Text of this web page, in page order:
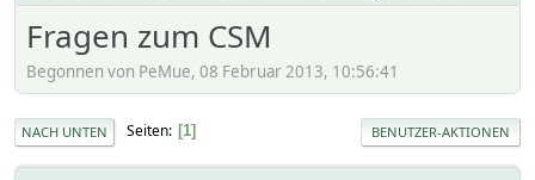
Fragen zum CSM
Begonnen von PeMue, 08 Februar 2013, 10:56:41
NACH UNTEN Seiten 1 BENUTZER-AKTIONEN